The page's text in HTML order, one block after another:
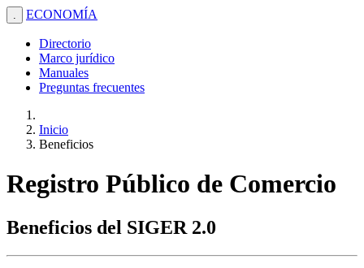
. ECONOMÍA
Directorio
Marco jurídico
Manuales
Preguntas frecuentes
Inicio
Beneficios
Registro Público de Comercio
Beneficios del SIGER 2.0